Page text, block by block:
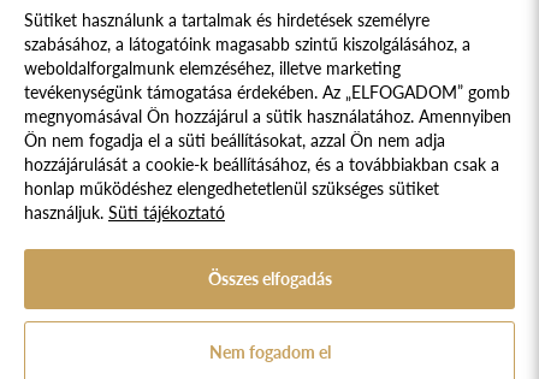
Süti szabályzat Adatvédelmi nyilatkozat
Jogi nyilatkozat
© 2017 - 2026 NÉPFŐISKOLA ALAPÍTVÁNY, LAKITELEK. MINDEN JOG
Sütiket használunk a tartalmak és hirdetések személyre
szabásához, a látogatóink magasabb szintű kiszolgálásához, a
weboldalforgalmunk elemzéséhez, illetve marketing
tevékenységünk támogatása érdekében. Az „ELFOGADOM” gomb
megnyomásával Ön hozzájárul a sütik használatához. Amennyiben
Ön nem fogadja el a süti beállításokat, azzal Ön nem adja
hozzájárulását a cookie-k beállításához, és a továbbiakban csak a
honlap működéshez elengedhetetlenül szükséges sütiket
használjuk. Süti tájékoztató
Összes elfogadás
Nem fogadom el